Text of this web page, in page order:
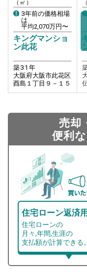
（㎡）
3年前の価格相場
は
平均2,070万円〜
キングマンショ
ン此花
築31 年
大阪府大阪市此花区
酉島１丁目９－１５
売却
便利
住宅ローン返済用
住宅ローンの
月々,年間,生涯の
支払額が計算できる。
総支払
マンショ